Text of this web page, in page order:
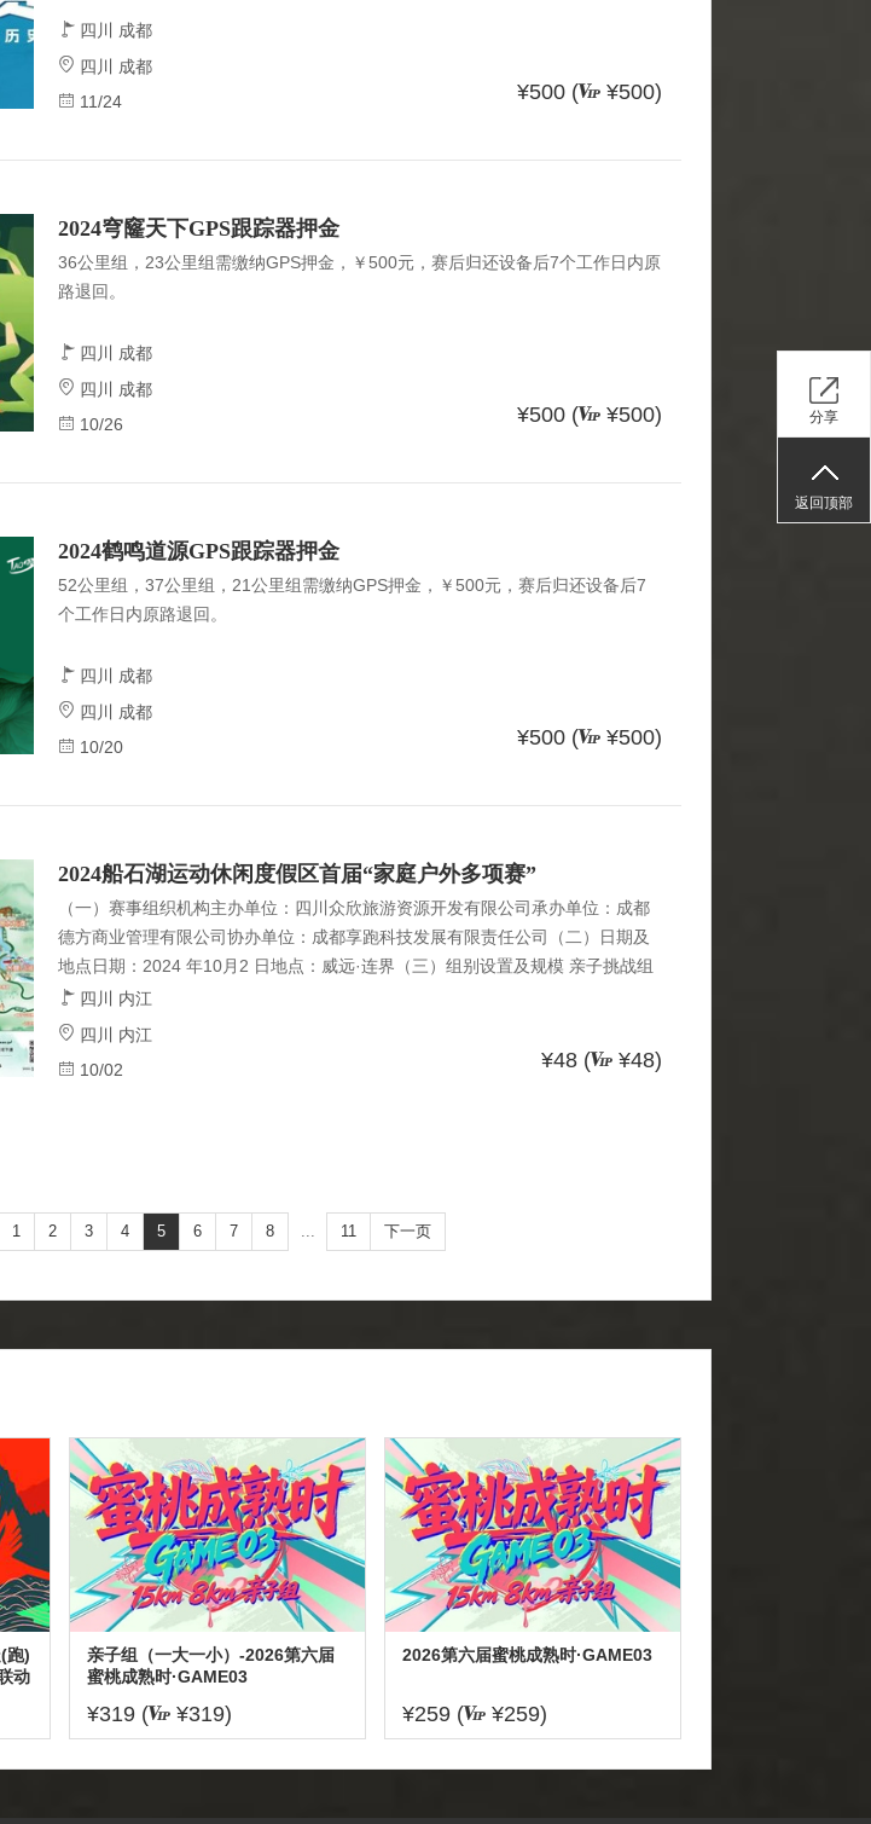
四川 成都
四川 成都
11/24
¥500 ( ¥500)
2024穹窿天下GPS跟踪器押金
36公里组，23公里组需缴纳GPS押金，￥500元，赛后归还设备后7个工作日内原
路退回。
四川 成都
四川 成都
10/26
¥500 ( ¥500)
2024鹤鸣道源GPS跟踪器押金
52公里组，37公里组，21公里组需缴纳GPS押金，￥500元，赛后归还设备后7
个工作日内原路退回。
四川 成都
四川 成都
10/20
¥500 ( ¥500)
2024船石湖运动休闲度假区首届“家庭户外多项赛”
（一）赛事组织机构主办单位：四川众欣旅游资源开发有限公司承办单位：成都
德方商业管理有限公司协办单位：成都享跑科技发展有限责任公司（二）日期及
地点日期：2024 年10月2 日地点：威远·连界（三）组别设置及规模 亲子挑战组
（一大一小）7—16岁青少幼运动爱好者，需要监护人全程陪同下参赛，其中青少
幼作为参赛选手，监护人作为陪护者，规模150组，300人。（四）竞赛时间，场
地和竞赛内容本次赛事均在威远县石板河旅游区内完成，亲子挑战组需完成越野
徒步、趣味溯溪、军事射击、丛林穿越、乘风破浪5个项目，竞赛时间为9点30分
四川 内江
四川 内江
10/02
¥48 ( ¥48)
1 2 3 4 5 6 7 8 ... 11 下一页
跑)
动
亲子组（一大一小）-2026第六届
蜜桃成熟时·GAME03
¥319 ( ¥319)
2026第六届蜜桃成熟时·GAME03
¥259 ( ¥259)
分享
返回顶部